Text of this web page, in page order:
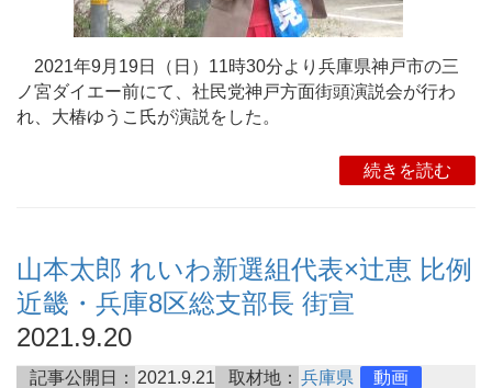
2021年9月19日（日）11時30分より兵庫県神戸市の三
ノ宮ダイエー前にて、社民党神戸方面街頭演説会が行わ
れ、大椿ゆうこ氏が演説をした。
続きを読む
山本太郎 れいわ新選組代表×辻恵 比例
近畿・兵庫8区総支部長 街宣
2021.9.20
記事公開日： 2021.9.21 取材地： 兵庫県 動画